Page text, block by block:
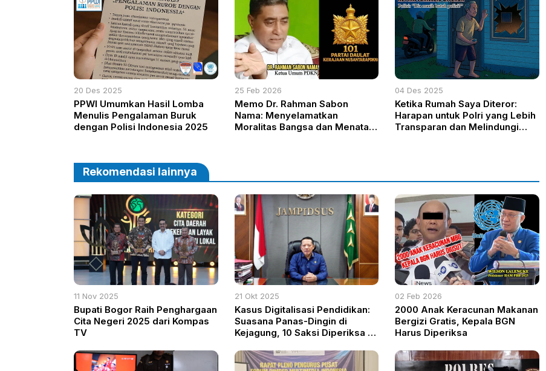
20 Des 2025
PPWI Umumkan Hasil Lomba
Menulis Pengalaman Buruk
dengan Polisi Indonesia 2025
25 Feb 2026
Memo Dr. Rahman Sabon
Nama: Menyelamatkan
Moralitas Bangsa dan Menata
04 Des 2025
Ketika Rumah Saya Diteror:
Harapan untuk Polri yang Lebih
Transparan dan Melindungi
Rekomendasi lainnya
11 Nov 2025
Bupati Bogor Raih Penghargaan
Cita Negeri 2025 dari Kompas
TV
21 Okt 2025
Kasus Digitalisasi Pendidikan:
Suasana Panas-Dingin di
Kejagung, 10 Saksi Diperiksa —
Terkuak!
02 Feb 2026
2000 Anak Keracunan Makanan
Bergizi Gratis, Kepala BGN
Harus Diperiksa